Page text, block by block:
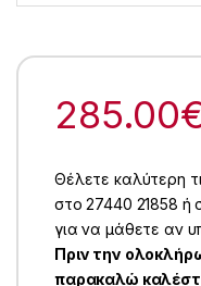
285.00
Θέλετε καλύτερη
στο 27440 21858 ή
για να μάθετε αν
Πριν την
παρακαλώ